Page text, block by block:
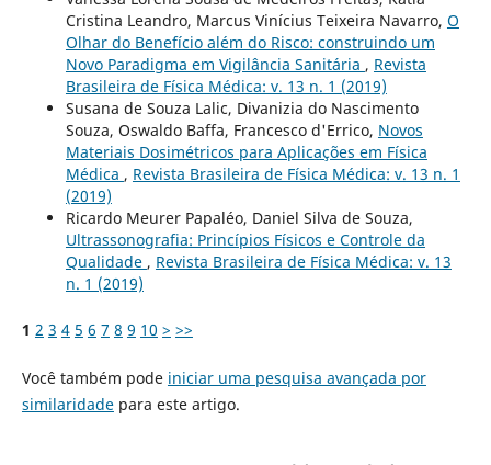
Cristina Leandro, Marcus Vinícius Teixeira Navarro, O
Olhar do Benefício além do Risco: construindo um
Novo Paradigma em Vigilância Sanitária , Revista
Brasileira de Física Médica: v. 13 n. 1 (2019)
Susana de Souza Lalic, Divanizia do Nascimento
Souza, Oswaldo Baffa, Francesco d'Errico, Novos
Materiais Dosimétricos para Aplicações em Física
Médica , Revista Brasileira de Física Médica: v. 13 n. 1
(2019)
Ricardo Meurer Papaléo, Daniel Silva de Souza,
Ultrassonografia: Princípios Físicos e Controle da
Qualidade , Revista Brasileira de Física Médica: v. 13
n. 1 (2019)
1 2 3 4 5 6 7 8 9 10 > >>
Você também pode iniciar uma pesquisa avançada por
similaridadepara este artigo.